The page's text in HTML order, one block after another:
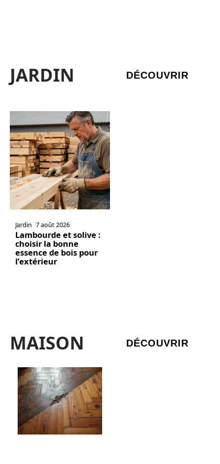
JARDIN DÉCOUVRIR
Jardin 7 août 2026
Lambourde et solive :
choisir la bonne
essence de bois pour
l’extérieur
MAISON DÉCOUVRIR